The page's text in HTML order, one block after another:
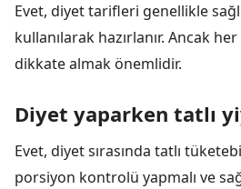
Evet, diyet tarifleri genellikle
kullanılarak hazırlanır. Ancak
dikkate almak önemlidir.
Diyet yaparken tatlı
Evet, diyet sırasında tatlı
porsiyon kontrolü yapmalı ve